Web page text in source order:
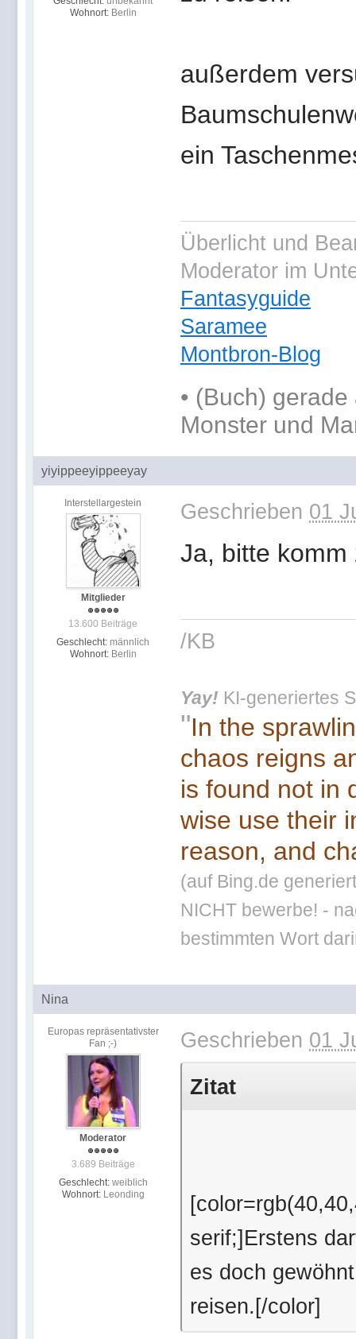
Wohnort: Berlin
außerdem
ein
Überlicht und
Moderator im
Fantasyguide
Saramee
Montbron-Blog
• (Buch) gerade
Monster und
yiyippeeyippeeyay
Interstellargestein
Mitglieder
13.600 Beiträge
Geschlecht: männlich
Wohnort: Berlin
Geschrieben 01
Ja, bitte
/KB
Yay! KI-generiertes
"In the
chaos reigns
is found not in
wise use their
reason, and
(auf Bing.de
NICHT bewerbe! -
bestimmten Wort
Nina
Europas repräsentativster
Fan ;-)
Moderator
3.689 Beiträge
Geschlecht: weiblich
Wohnort: Leonding
Geschrieben 01
Zitat
serif;]Erstens
es doch
reisen.[/color]